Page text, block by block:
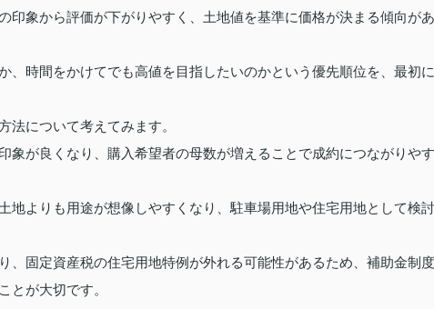
印象から評価が下がりやすく、土地値を基準に価格が決まる傾向があ
、時間をかけてでも高値を目指したいのかという優先順位を、最初に
法について考えてみます。
象が良くなり、購入希望者の母数が増えることで成約につながりやす
地よりも用途が想像しやすくなり、駐車場用地や住宅用地として検討
、固定資産税の住宅用地特例が外れる可能性があるため、補助金制度
とが大切です。